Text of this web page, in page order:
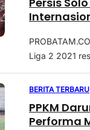
Liga 2 2021
BERITA TERBARU
PPKM
Performa